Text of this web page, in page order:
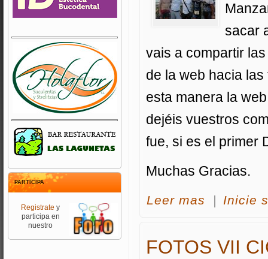
PARTICIPA
Registrate y
participa en
nuestro
sacar
vais a compartir
de la web hacia
esta manera la
dejéis vuestros
fue, si es el primer
Muchas Gracias.
Leer mas acerca FOTOS
| Inicie
FOTOS VII